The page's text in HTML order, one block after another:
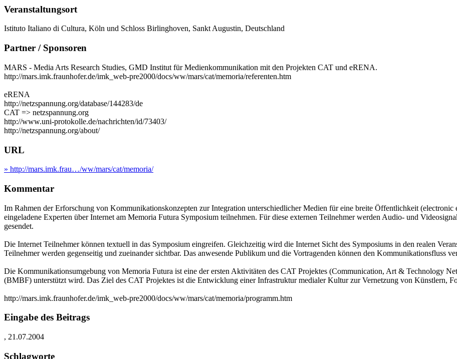
Veranstaltungsort
Istituto Italiano di Cultura, Köln und Schloss Birlinghoven, Sankt Augustin, Deutschland
Partner / Sponsoren
MARS - Media Arts Research Studies, GMD Institut für Medienkommunikation mit den Projekten CAT und eRENA.
http://mars.imk.fraunhofer.de/imk_web-pre2000/docs/ww/mars/cat/memoria/referenten.htm
eRENA
http://netzspannung.org/database/144283/de
CAT => netzspannung.org
http://www.uni-protokolle.de/nachrichten/id/73403/
http://netzspannung.org/about/
URL
» http://mars.imk.frau…/ww/mars/cat/memoria/
Kommentar
Im Rahmen der Erforschung von Kommunikationskonzepten zur Integration unterschiedlicher Medien für eine breite Öffentlichkeit
eingeladene Experten über Internet am Memoria Futura Symposium teilnehmen. Für diese externen Teilnehmer werden Audio- und
gesendet.
Die Internet Teilnehmer können textuell in das Symposium eingreifen. Gleichzeitig wird die Internet Sicht des Symposiums in den realen
Teilnehmer werden gegenseitig und zueinander sichtbar. Das anwesende Publikum und die Vortragenden können den Kommunikationsfluss
Die Kommunikationsumgebung von Memoria Futura ist eine der ersten Aktivitäten des CAT Projektes (Communication, Art & Technology
(BMBF) unterstützt wird. Das Ziel des CAT Projektes ist die Entwicklung einer Infrastruktur medialer Kultur zur Vernetzung von Künstlern,
http://mars.imk.fraunhofer.de/imk_web-pre2000/docs/ww/mars/cat/memoria/programm.htm
Eingabe des Beitrags
, 21.07.2004
Schlagworte